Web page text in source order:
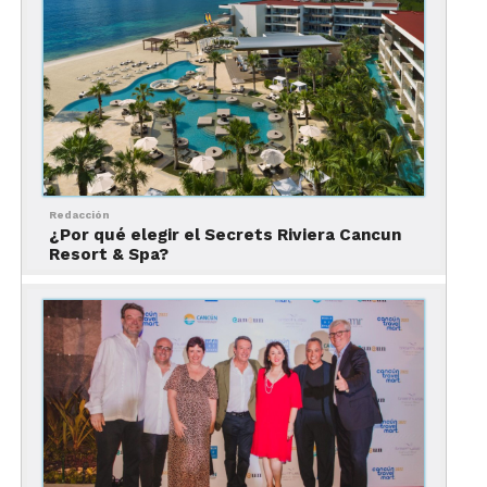
amenidades de lujo, así como acceso a
áreas exclusivas.
La oferta culinaria del resort consiste
en nueve atractivos restaurantes (que
incluyen cinco restaurantes de
especialidad, un restaurante de tapas,
un buffet, un restaurante con parrilla
y un café), en los que no es necesario
Redacción
¿Por qué elegir el Secrets Riviera Cancun
Resort & Spa?